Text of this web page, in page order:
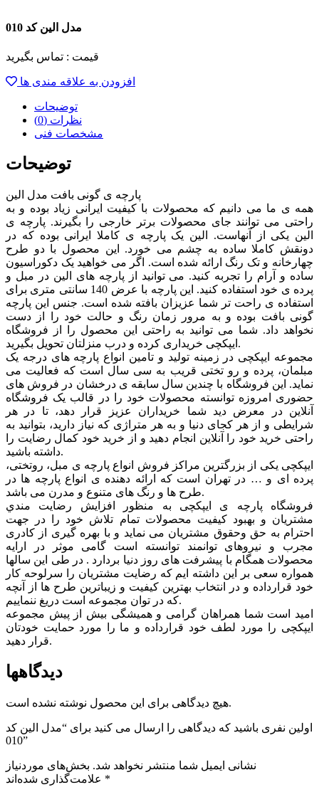
مدل الین کد 010
قیمت : تماس بگیرید
افزودن به علاقه مندی ها
توضیحات
نظرات (0)
مشخصات فنی
توضیحات
پارچه ی گونی بافت مدل الین
همه ی ما می دانیم که محصولات با کیفیت ایرانی زیاد بوده و به
راحتی می توانند جای محصولات برتر خارجی را بگیرند. پارچه ی
الین یکی از آنهاست. الین یک پارچه ی کاملا ایرانی بوده که در
دونقش کاملا ساده به چشم می خورد. این محصول با دو طرح
چهارخانه و تک رنگ ارائه شده است. اگر می خواهید یک دکوراسیون
ساده و آرام را تجربه کنید. می توانید از پارچه های الین در مبل و
پرده ی خود استفاده کنید. این پارچه با عرض 140 سانتی متری برای
استفاده ی راحت تر شما عزیزان بافته شده است. جنس این پارچه
گونی بافت بوده و به مرور زمان رنگ و حالت خود را از دست
نخواهد داد. شما می توانید به راحتی این محصول را از فروشگاه
ایپکچی خریداری کرده و درب منزلتان تحویل بگیرید.
مجموعه ایپکچی در زمینه تولید و تامین انواع پارچه های درجه یک
مبلمان، پرده و رو تختی قریب به سی سال است که فعالیت می
نماید. این فروشگاه با چندین سال سابقه ی درخشان در فروش های
حضوری امروزه توانسته محصولات خود را در قالب یک فروشگاه
آنلاین در معرض دید شما خریداران عزیز قرار دهد، تا در هر
شرایطی و از هر کجای دنیا و به هر متراژی که نیاز دارید، بتوانید به
راحتی خرید خود را آنلاین انجام دهید و از خرید خود کمال رضایت را
داشته باشید.
ایپکچی یکی از بزرگترین مراکز فروش انواع پارچه ی مبل، روتختی،
پرده ای و … در تهران است که ارائه دهنده ی انواع پارچه ها در
طرح ها و رنگ های متنوع و مدرن می باشد.
فروشگاه پارچه ی ایپکچی به منظور افزايش رضايت مندي
مشتريان و بهبود کيفيت محصولات تمام تلاش خود را در جهت
احترام به حق وحقوق مشتريان می نماید و با بهره گیری از کادری
مجرب و نیروهای توانمند توانسته است گامی موثر در ارايه
محصولات همگام با پیشرفت های روز دنیا بردارد . در طی این سالها
همواره سعی بر این داشته ایم که رضایت مشتریان را سرلوحه کار
خود قرارداده و در انتخاب بهترین کیفیت و زیباترین طرح ها از آنچه
که در توان مجموعه است دریغ ننماییم.
امید است شما همراهان گرامی و همیشگی بیش از پیش مجموعه
ایپکچی را مورد لطف خود قرارداده و ما را مورد حمایت خودتان
قرار دهید.
دیدگاهها
هیچ دیدگاهی برای این محصول نوشته نشده است.
اولین نفری باشید که دیدگاهی را ارسال می کنید برای “مدل الین کد
010”
نشانی ایمیل شما منتشر نخواهد شد. بخش‌های موردنیاز
*